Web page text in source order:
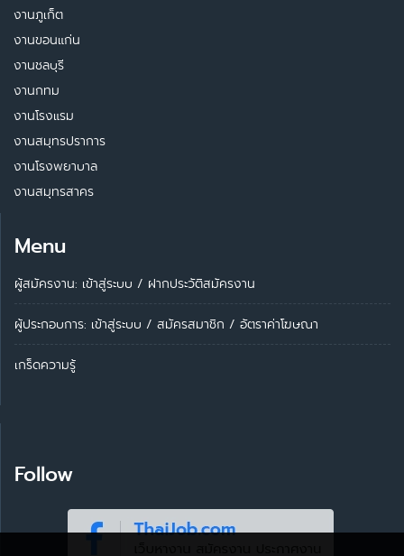
งานภูเก็ต
งานขอนแก่น
งานชลบุรี
งานกทม
งานโรงแรม
งานสมุทรปราการ
งานโรงพยาบาล
งานสมุทรสาคร
Menu
ผู้สมัครงาน: เข้าสู่ระบบ / ฝากประวัติสมัครงาน
ผู้ประกอบการ: เข้าสู่ระบบ / สมัครสมาชิก / อัตราค่าโฆษณา
เกร็ดความรู้
Follow